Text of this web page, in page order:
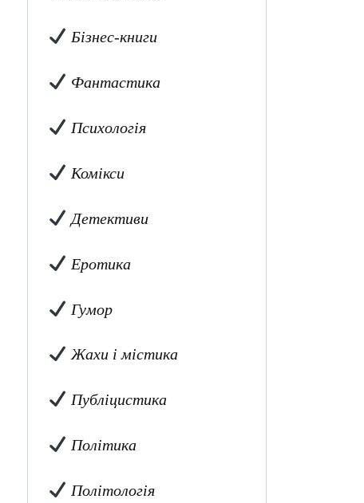
Бізнес-книги
Фантастика
Психологія
Комікси
Детективи
Еротика
Гумор
Жахи і містика
Публіцистика
Політика
Політологія